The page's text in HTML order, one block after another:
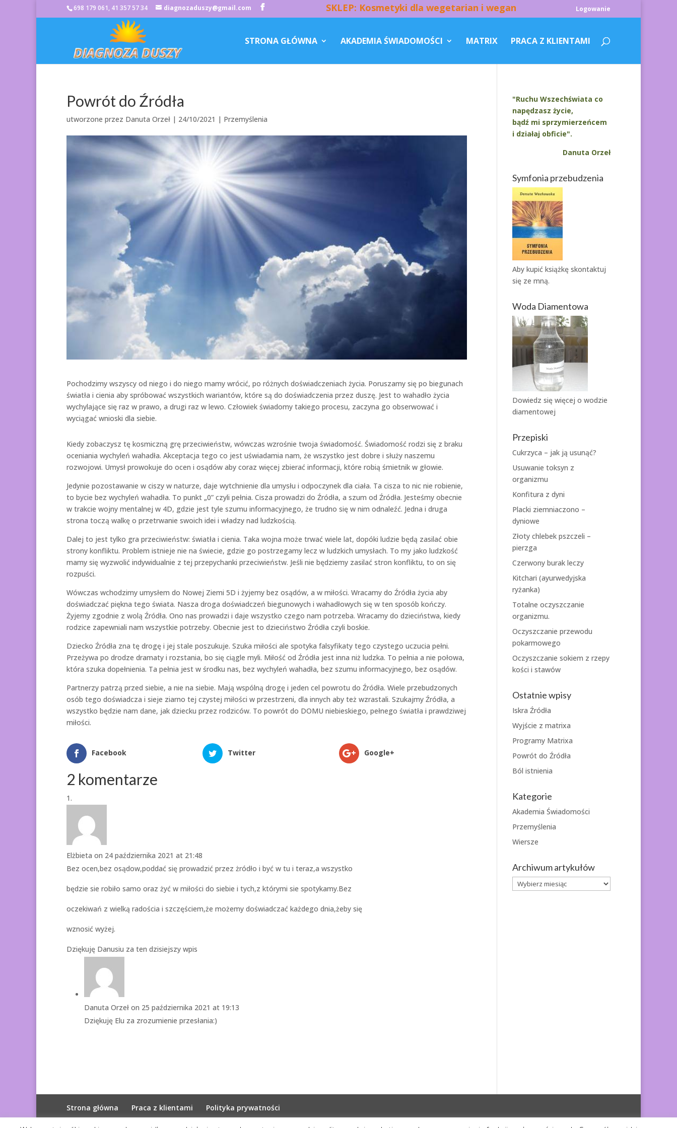
698 179 061, 41 357 57 34 diagnozaduszy@gmail.com SKLEP: Kosmetyki dla wegetarian i wegan Logowanie
STRONA GŁÓWNA AKADEMIA ŚWIADOMOŚCI MATRIX PRACA Z KLIENTAMI
Powrót do Źródła
utworzone przez Danuta Orzeł | 24/10/2021 | Przemyślenia
Pochodzimy wszyscy od niego i do niego mamy wrócić, po różnych doświadczeniach życia. Poruszamy się po biegunach
światła i cienia aby spróbować wszystkich wariantów, które są do doświadczenia przez duszę. Jest to wahadło życia
wychylające się raz w prawo, a drugi raz w lewo. Człowiek świadomy takiego procesu, zaczyna go obserwować i
wyciągać wnioski dla siebie.
Kiedy zobaczysz tę kosmiczną grę przeciwieństw, wówczas wzrośnie twoja świadomość. Świadomość rodzi się z braku
oceniania wychyleń wahadła. Akceptacja tego co jest uświadamia nam, że wszystko jest dobre i służy naszemu
rozwojowi. Umysł prowokuje do ocen i osądów aby coraz więcej zbierać informacji, które robią śmietnik w głowie.
Jedynie pozostawanie w ciszy w naturze, daje wytchnienie dla umysłu i odpoczynek dla ciała. Ta cisza to nic nie robienie,
to bycie bez wychyleń wahadła. To punkt „0” czyli pełnia. Cisza prowadzi do Źródła, a szum od Źródła. Jesteśmy obecnie
w trakcie wojny mentalnej w 4D, gdzie jest tyle szumu informacyjnego, że trudno się w nim odnaleźć. Jedna i druga
strona toczą walkę o przetrwanie swoich idei i władzy nad ludzkością.
Dalej to jest tylko gra przeciwieństw: światła i cienia. Taka wojna może trwać wiele lat, dopóki ludzie będą zasilać obie
strony konfliktu. Problem istnieje nie na świecie, gdzie go postrzegamy lecz w ludzkich umysłach. To my jako ludzkość
mamy się wyzwolić indywidualnie z tej przepychanki przeciwieństw. Jeśli nie będziemy zasilać stron konfliktu, to on się
rozpuści.
Wówczas wchodzimy umysłem do Nowej Ziemi 5D i żyjemy bez osądów, a w miłości. Wracamy do Źródła życia aby
doświadczać piękna tego świata. Nasza droga doświadczeń biegunowych i wahadłowych się w ten sposób kończy.
Żyjemy zgodnie z wolą Źródła. Ono nas prowadzi i daje wszystko czego nam potrzeba. Wracamy do dzieciństwa, kiedy
rodzice zapewniali nam wszystkie potrzeby. Obecnie jest to dzieciństwo Źródła czyli boskie.
Dziecko Źródła zna tę drogę i jej stale poszukuje. Szuka miłości ale spotyka falsyfikaty tego czystego uczucia pełni.
Przeżywa po drodze dramaty i rozstania, bo się ciągle myli. Miłość od Źródła jest inna niż ludzka. To pełnia a nie połowa,
która szuka dopełnienia. Ta pełnia jest w środku nas, bez wychyleń wahadła, bez szumu informacyjnego, bez osądów.
Partnerzy patrzą przed siebie, a nie na siebie. Mają wspólną drogę i jeden cel powrotu do Źródła. Wiele przebudzonych
osób tego doświadcza i sieje ziarno tej czystej miłości w przestrzeni, dla innych aby też wzrastali. Szukajmy Źródła, a
wszystko będzie nam dane, jak dziecku przez rodziców. To powrót do DOMU niebieskiego, pełnego światła i prawdziwej
miłości.
Facebook Twitter Google+
2 komentarze
Elżbieta on 24 października 2021 at 21:48
Bez ocen,bez osądow,poddać się prowadzić przez żródło i być w tu i teraz,a wszystko
będzie sie robiło samo oraz żyć w miłości do siebie i tych,z którymi sie spotykamy.Bez
oczekiwań z wielką radościa i szczęściem,że możemy doświadczać każdego dnia,żeby się
wznosić wyżej.
Dziękuję Danusiu za ten dzisiejszy wpis
Danuta Orzeł on 25 października 2021 at 19:13
Dziękuję Elu za zrozumienie przesłania:)
"Ruchu Wszechświata co
napędzasz życie,
bądź mi sprzymierzeńcem
i działaj obficie".
Danuta Orzeł
Symfonia przebudzenia
Aby kupić książkę skontaktuj
się ze mną.
Woda Diamentowa
Dowiedz się więcej o wodzie
diamentowej
Przepiski
Cukrzyca – jak ją usunąć?
Usuwanie toksyn z
organizmu
Konfitura z dyni
Placki ziemniaczono –
dyniowe
Złoty chlebek pszczeli –
pierzga
Czerwony burak leczy
Kitchari (ayurwedyjska
ryżanka)
Totalne oczyszczanie
organizmu.
Oczyszczanie przewodu
pokarmowego
Oczyszczanie sokiem z rzepy
kości i stawów
Ostatnie wpisy
Iskra Źródła
Wyjście z matrixa
Programy Matrixa
Powrót do Źródła
Ból istnienia
Kategorie
Akademia Świadomości
Przemyślenia
Wiersze
Archiwum artykułów
Archiwum
artykułów
Strona główna Praca z klientami Polityka prywatności